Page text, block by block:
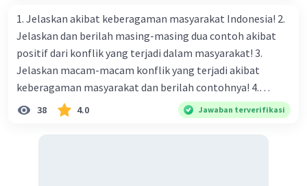
belajar untuk saling menghormati,
menghargai perbedaan, dan hidup dalam
kerukunan. Ini merupakan nilai penting
dalam membangun kedamaian dan
persatuan.
Kesempatan untuk Belajar dan Berkembang:
1. Jelaskan akibat keberagaman masyarakat Indonesia! 2.
Jelaskan dan berilah masing-masing dua contoh akibat
positif dari konflik yang terjadi dalam masyarakat! 3.
Jelaskan macam-macam konflik yang terjadi akibat
keberagaman masyarakat dan berilah contohnya! 4.
Mengapa dalam masyarakat yang memiliki keberagaman
38 4.0 Jawaban terverifikasi